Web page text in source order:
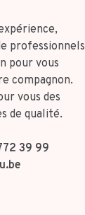
professionnels
pour vous
compagnon.
vous des
de qualité.
39 99